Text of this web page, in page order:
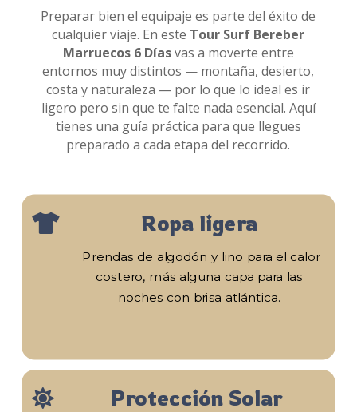
Preparar bien el equipaje es parte del éxito de
cualquier viaje. En este Tour Surf Bereber
Marruecos 6 Díasvas a moverte entre
entornos muy distintos — montaña, desierto,
costa y naturaleza — por lo que lo ideal es ir
ligero pero sin que te falte nada esencial. Aquí
tienes una guía práctica para que llegues
preparado a cada etapa del recorrido.
 Ropa ligera
Prendas de algodón y lino para el calor
costero, más alguna capa para las
noches con brisa atlántica.
 Protección Solar